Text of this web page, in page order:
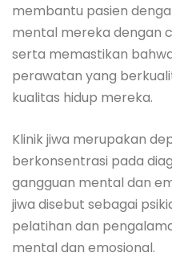
membantu pasien
mental mereka dengan
serta memastikan
perawatan yang
kualitas hidup mereka.
Klinik jiwa merupakan
berkonsentrasi pada
gangguan mental dan
jiwa disebut sebagai
pelatihan dan
mental dan emosional.